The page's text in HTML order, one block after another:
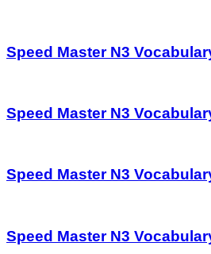
Speed Master N3
Speed Master N3
Speed Master N3
Speed Master N3